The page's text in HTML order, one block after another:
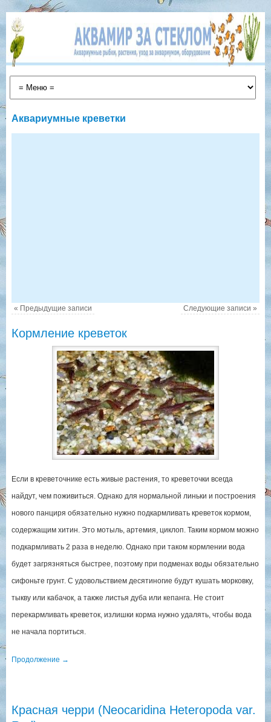
Аквариумные креветки
« Предыдущие записи Следующие записи»
Кормление креветок
Если в креветочнике есть живые растения, то креветочки всегда
найдут, чем поживиться. Однако для нормальной линьки и построения
нового панциря обязательно нужно подкармливать креветок кормом,
содержащим хитин. Это мотыль, артемия, циклоп. Таким кормом можно
подкармливать 2 раза в неделю. Однако при таком кормлении вода
будет загрязняться быстрее, поэтому при подменах воды обязательно
сифоньте грунт. С удовольствием десятиногие будут кушать морковку,
тыкву или кабачок, а также листья дуба или кепанга. Не стоит
перекармливать креветок, излишки корма нужно удалять, чтобы вода
не начала портиться.
Продолжение →
Красная черри (Neocaridina Heteropoda var.